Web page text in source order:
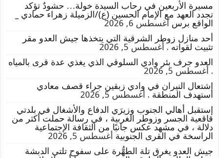
مسيرة الأربعين في رحاب السيدة خولة… حشودٌ تؤكد
تجدد العهد مع الإمام الحسين (ع)/الزميلة زهراء حمادي _
الواقع برس أغسطس 6, 2026
أحد منازل زوطر الشرقية التي يتخذها جيش العدو مقر
تثبيت لقواته . أغسطس 5, 2026
العدو جرف بئر وادي السلوقي الذي يغذي عدة قرى بالمياه
. أغسطس 5, 2026
إشتعال النيران في وادي زبقين جراء قصف معادي
استهدف المنطقة . أغسطس 5, 2026
إستقبل أهالي الجنوب وزيرَي الدفاع والأشغال في بلدتي
قاقعية الجسر وزوطر الغربية ، في رسالة حملت أكثر من
دلالة ، في مشهد عكس جانبًا من الثقافة الإجتماعية
الراسخة في القرى الجنوبية أغسطس 5, 2026
جيش العدو يغرق تلة الطهُّرة على سفوح تلتي الدبشة